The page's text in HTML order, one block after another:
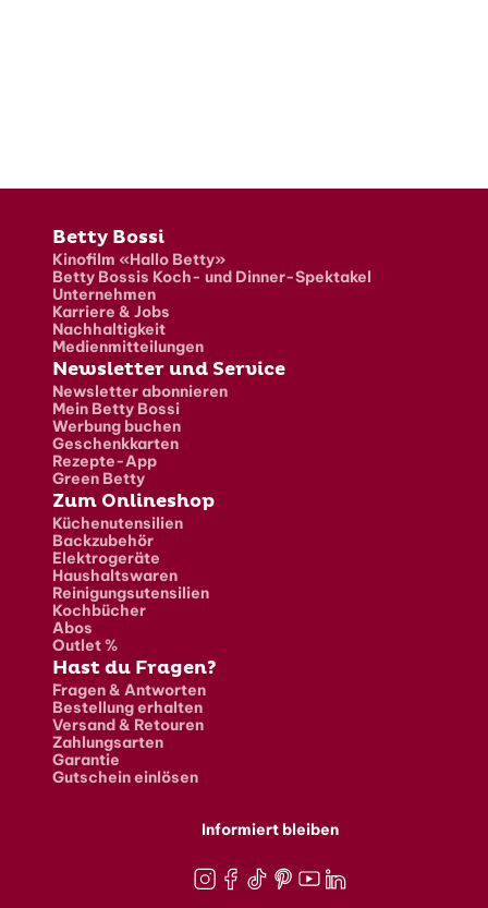
Fusszeile
Betty Bossi
Kinofilm «Hallo Betty»
Betty Bossis Koch- und Dinner-Spektakel
Unternehmen
Karriere & Jobs
Nachhaltigkeit
Medienmitteilungen
Newsletter und Service
Newsletter abonnieren
Mein Betty Bossi
Werbung buchen
Geschenkkarten
Rezepte-App
Green Betty
Zum Onlineshop
Küchenutensilien
Backzubehör
Elektrogeräte
Haushaltswaren
Reinigungsutensilien
Kochbücher
Abos
Outlet %
Hast du Fragen?
Fragen & Antworten
Bestellung erhalten
Versand & Retouren
Zahlungsarten
Garantie
Gutschein einlösen
Informiert bleiben